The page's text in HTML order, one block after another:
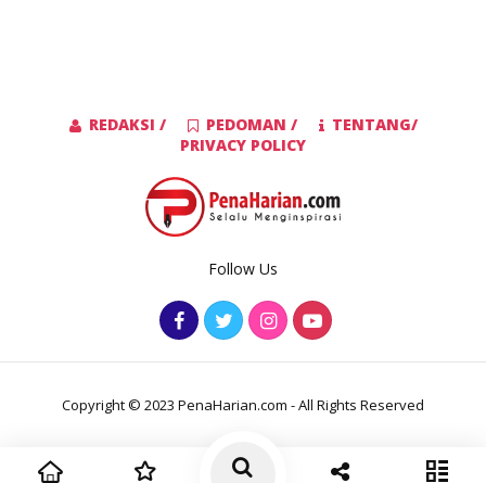
REDAKSI / PEDOMAN /
TENTANG/
PRIVACY POLICY
Follow Us
Copyright © 2023 PenaHarian.com - All Rights Reserved